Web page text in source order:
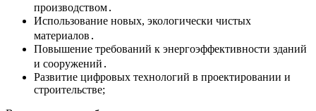
производством․
Использование новых, экологически чистых
материалов․
Повышение требований к энергоэффективности зданий
и сооружений․
Развитие цифровых технологий в проектировании и
строительстве;